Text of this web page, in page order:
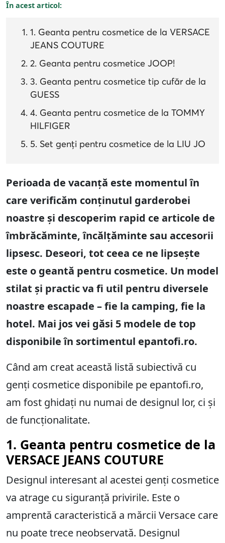
În acest articol:
1. Geanta pentru cosmetice de la VERSACE
JEANS COUTURE
2. Geanta pentru cosmetice JOOP!
3. Geanta pentru cosmetice tip cufăr de la
GUESS
4. Geanta pentru cosmetice de la TOMMY
HILFIGER
5. Set genți pentru cosmetice de la LIU JO
Perioada de vacanță este momentul în
care verificăm conținutul garderobei
noastre și descoperim rapid ce articole de
îmbrăcăminte, încălțăminte sau accesorii
lipsesc. Deseori, tot ceea ce ne lipsește
este o geantă pentru cosmetice. Un model
stilat și practic va fi util pentru diversele
noastre escapade – fie la camping, fie la
hotel. Mai jos vei găsi 5 modele de top
disponibile în sortimentul epantofi.ro.
Când am creat această listă subiectivă cu
genți cosmetice disponibile pe epantofi.ro,
am fost ghidați nu numai de designul lor, ci și
de funcționalitate.
1. Geanta pentru cosmetice de la
VERSACE JEANS COUTURE
Designul interesant al acestei genți cosmetice
va atrage cu siguranță privirile. Este o
amprentă caracteristică a mărcii Versace care
nu poate trece neobservată. Designul